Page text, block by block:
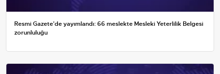
Resmi Gazete'de yayımlandı: 66 meslekte Mesleki Yeterlilik Belgesi
zorunluluğu